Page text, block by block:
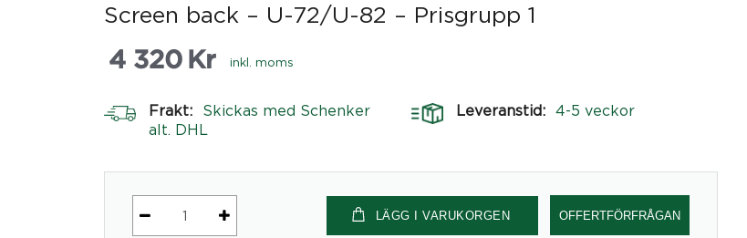
Screen back – U-72/U-82 – Prisgrupp 1
4 320 Kr inkl. moms
Frakt:
Skickas med Schenker
alt. DHL
Leveranstid: 4-5 veckor
LÄGG I VARUKORGEN OFFERTFÖRFRÅGAN